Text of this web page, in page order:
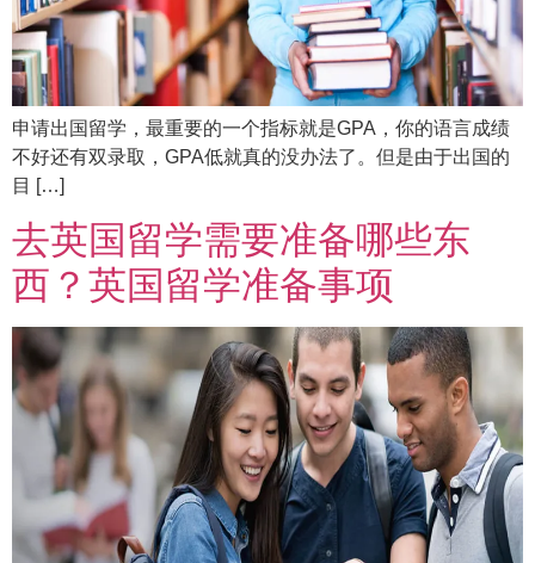
申请出国留学，最重要的一个指标就是GPA，你的语言成绩
不好还有双录取，GPA低就真的没办法了。但是由于出国的
目 […]
去英国留学需要准备哪些东
西？英国留学准备事项